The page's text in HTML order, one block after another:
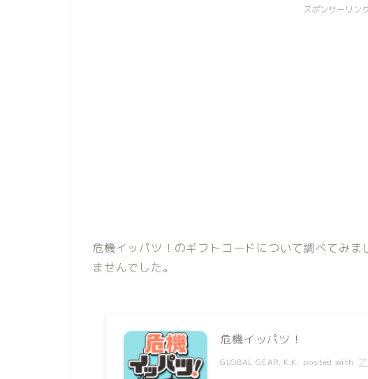
スポンサーリンク
危機イッパツ！のギフトコードについて調べてみ
ませんでした。
危機イッパツ！
GLOBAL GEAR, K.K. posted with